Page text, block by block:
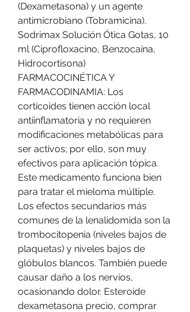
(Dexametasona) y un agente
antimicrobiano (Tobramicina).
Sodrimax Solución Ótica Gotas, 10
ml (Ciprofloxacino, Benzocaína,
Hidrocortisona)
FARMACOCINÉTICA Y
FARMACODINAMIA: Los
corticoides tienen acción local
antiinflamatoria y no requieren
modificaciones metabólicas para
ser activos; por ello, son muy
efectivos para aplicación tópica.
Este medicamento funciona bien
para tratar el mieloma múltiple.
Los efectos secundarios más
comunes de la lenalidomida son la
trombocitopenia (niveles bajos de
plaquetas) y niveles bajos de
glóbulos blancos. También puede
causar daño a los nervios,
ocasionando dolor. Esteroide
dexametasona precio, comprar